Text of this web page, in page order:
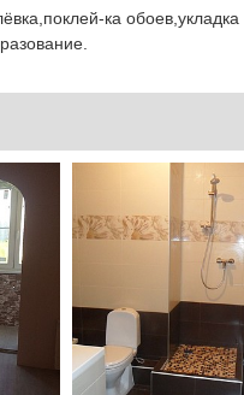
ка обоев,укладка